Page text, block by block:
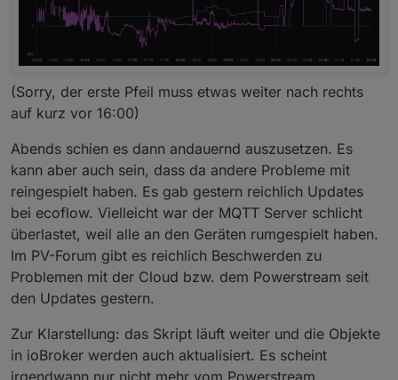
(Sorry, der erste Pfeil muss etwas weiter nach rechts
auf kurz vor 16:00)
Abends schien es dann andauernd auszusetzen. Es
kann aber auch sein, dass da andere Probleme mit
reingespielt haben. Es gab gestern reichlich Updates
bei ecoflow. Vielleicht war der MQTT Server schlicht
überlastet, weil alle an den Geräten rumgespielt haben.
Im PV-Forum gibt es reichlich Beschwerden zu
Problemen mit der Cloud bzw. dem Powerstream seit
den Updates gestern.
Zur Klarstellung: das Skript läuft weiter und die Objekte
in ioBroker werden auch aktualisiert. Es scheint